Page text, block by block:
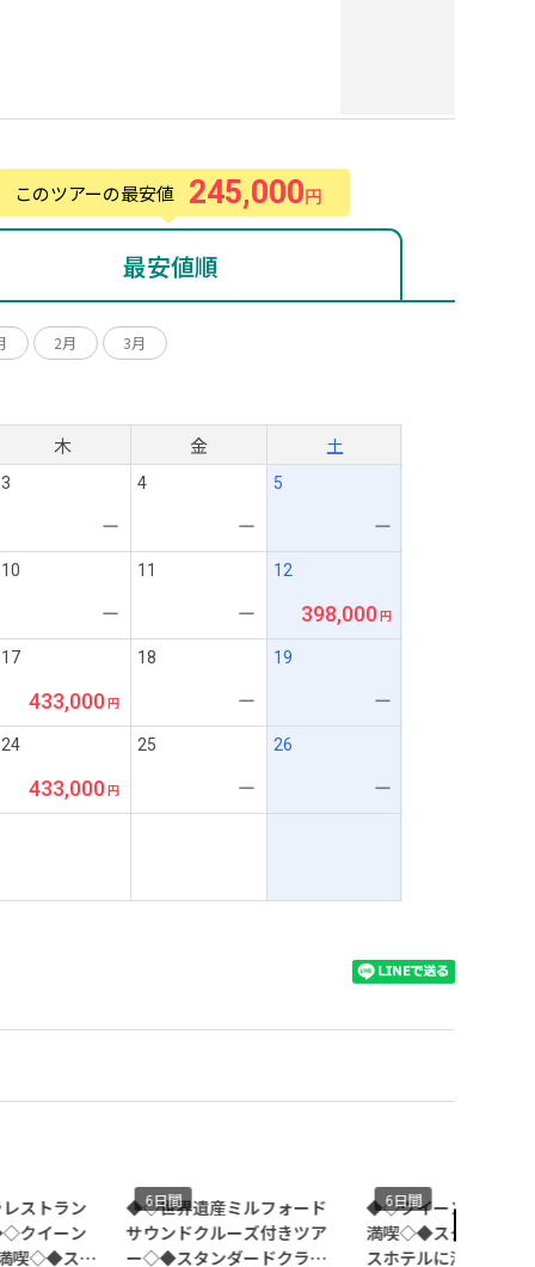
このツアーの最安値 245,000円
最安値順
2月 3月
木 金 土
3
ー
4
ー
5
ー
10
ー
11
ー
12
398,000
17
433,000
18
ー
19
ー
24
433,000
25
ー
26
ー
ストラン
クイーン
喫◇◆スタ
◆◇世界遺産ミルフォード
サウンドクルーズ付きツア
ー◇◆スタンダードクラス
6日間
◆◇クイーンズタウン
満喫◇◆スタンダード
スホテルに滞在＊羽田
6日間